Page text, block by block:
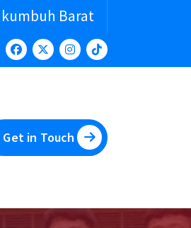
Barat
Get in Touch